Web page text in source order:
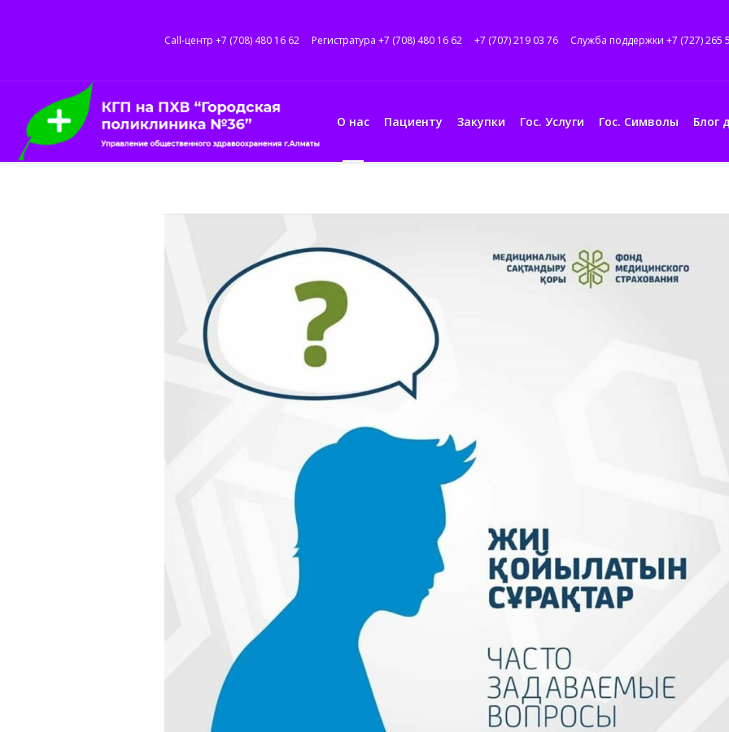
Call-центр +7 (708) 480 16 62 Регистратура +7 (708) 480 16 62 +7 (707) 219 03 76 Служба поддержки +7 (727) 265
О нас Пациенту Закупки Гос. Услуги Гос. Символы Блог